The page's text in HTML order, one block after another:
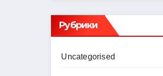
Рубрики
Uncategorised